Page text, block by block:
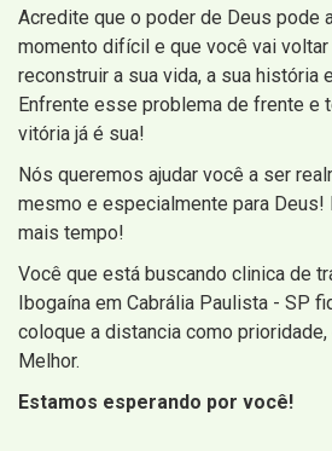
Acredite que o poder de Deus pode
momento difícil e que você vai
reconstruir a sua vida, a sua história
Enfrente esse problema de frente e
vitória já é sua!
Nós queremos ajudar você a ser
mesmo e especialmente para Deus!
mais tempo!
Você que está buscando clinica de
Ibogaína em Cabrália Paulista - SP
coloque a distancia como
Melhor.
Estamos esperando por você!